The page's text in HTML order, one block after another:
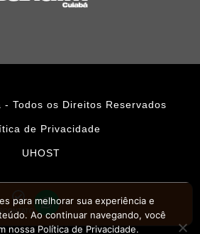
- Todos os Direitos Reservados
de Privacidade
UHOST
CONTATO
para melhorar sua experiência e
Ao continuar navegando, você
nossa Política de Privacidade.